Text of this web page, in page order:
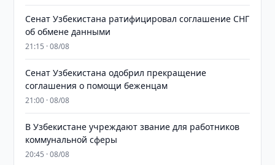
Сенат Узбекистана ратифицировал соглашение СНГ
об обмене данными
21:15 · 08/08
Сенат Узбекистана одобрил прекращение
соглашения о помощи беженцам
21:00 · 08/08
В Узбекистане учреждают звание для работников
коммунальной сферы
20:45 · 08/08